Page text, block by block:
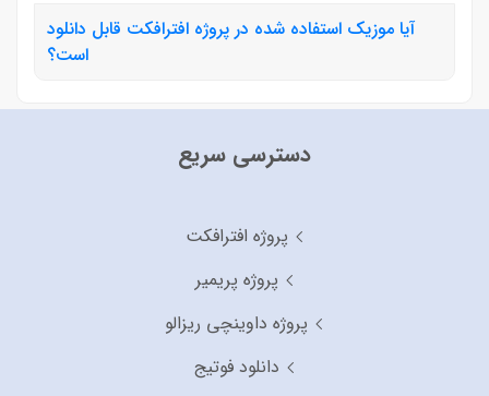
آیا موزیک استفاده شده در پروژه افترافکت قابل دانلود
است؟
دسترسی سریع
پروژه افترافکت
پروژه پریمیر
پروژه داوینچی ریزالو
دانلود فوتیج